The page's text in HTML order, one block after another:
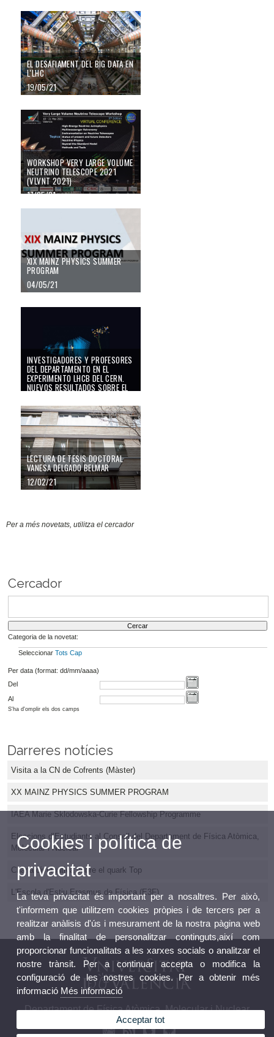
El desafiament del Big Data en l'LHC
EL DESAFIAMENT DEL BIG DATA EN
L'LHC
19/05/21
Workshop Very Large Volume Neutrino Telescope 2021 (VLVnT 2021)
WORKSHOP VERY LARGE VOLUME
NEUTRINO TELESCOPE 2021
(VLVNT 2021)
17/05/21
XIX Mainz Physics summer Program
XIX MAINZ PHYSICS SUMMER
PROGRAM
04/05/21
Investigadores y profesores del Departamento en el experimento LHCb
INVESTIGADORES Y PROFESORES
DEL DEPARTAMENTO EN EL
EXPERIMENTO LHCB DEL CERN.
NUEVOS RESULTADOS SOBRE EL
DE PARTÍCULAS
30/03/21
LECTURA DE TESIS DOCTORAL
VANESA DELGADO BELMAR
12/02/21
Per a més novetats, utilitza el cercador
Cercador
Categoria de la novetat:
Seleccionar Tots Cap
Per data (format: dd/mm/aaaa)
Del
Al
S'ha d'omplir els dos camps
Darreres notícies
Visita a la CN de Cofrents (Màster)
XX MAINZ PHYSICS SUMMER PROGRAM
IAEA Marie Sklodowska-Curie Fellowship Programme
Eleccions d’Estudiants al Consell del Departament de Física Atòmica,
Molecular i Nuclear
Charla divulgativa sobre el quark Top
L'Escola d'Estiu Erasmus de Física (E3F)
Departament de Física Atòmica, Molecular i Nuclear
Cookies i política de
privacitat
La teva privacitat és important per a nosaltres. Per això,
t'informem que utilitzem cookies pròpies i de tercers per a
realitzar anàlisis d'ús i mesurament de la nostra pàgina web
amb la finalitat de personalitzar continguts,així com
proporcionar funcionalitats a les xarxes socials o analitzar el
nostre trànsit. Per a continuar accepta o modifica la
configuració de les nostres cookies. Per a obtenir més
informació Més informació
Acceptar tot